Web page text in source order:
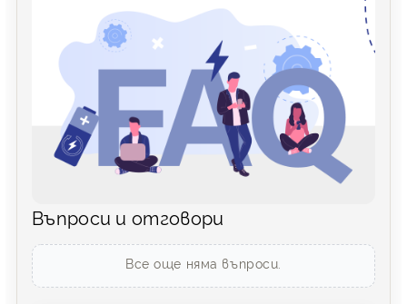
Въпроси и отговори
Все още няма въпроси.